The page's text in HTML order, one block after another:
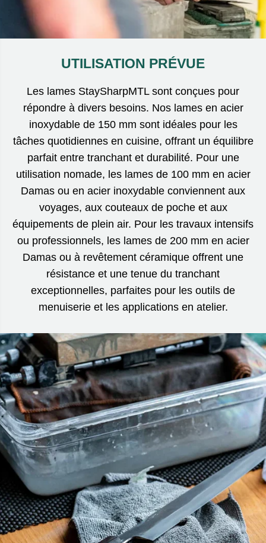
UTILISATION PRÉVUE
Les lames StaySharpMTL sont conçues pour
répondre à divers besoins. Nos lames en acier
inoxydable de 150 mm sont idéales pour les
tâches quotidiennes en cuisine, offrant un équilibre
parfait entre tranchant et durabilité. Pour une
utilisation nomade, les lames de 100 mm en acier
Damas ou en acier inoxydable conviennent aux
voyages, aux couteaux de poche et aux
équipements de plein air. Pour les travaux intensifs
ou professionnels, les lames de 200 mm en acier
Damas ou à revêtement céramique offrent une
résistance et une tenue du tranchant
exceptionnelles, parfaites pour les outils de
menuiserie et les applications en atelier.